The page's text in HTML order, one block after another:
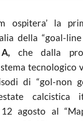
ospitera’ la
della “goal-line
che dalla
tecnologico
di “gol-non
calcistica
agosto al